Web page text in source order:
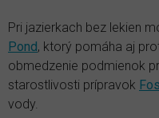
Pri jazierkach bez lekien
Pond, ktorý pomáha aj
obmedzenie podmienok
starostlivosti prípravok
vody.